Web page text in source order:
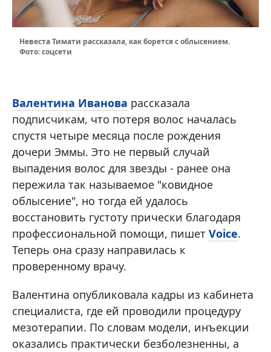
Невеста Тимати рассказала, как борется с облысением.
Фото: соцсети
Валентина Иванова рассказала
подписчикам, что потеря волос началась
спустя четыре месяца после рождения
дочери Эммы. Это не первый случай
выпадения волос для звезды - ранее она
пережила так называемое "ковидное
облысение", но тогда ей удалось
восстановить густоту прически благодаря
профессиональной помощи, пишет Voice.
Теперь она сразу направилась к
проверенному врачу.
Валентина опубликовала кадры из кабинета
специалиста, где ей проводили процедуру
мезотерапии. По словам модели, инъекции
оказались практически безболезненны, а